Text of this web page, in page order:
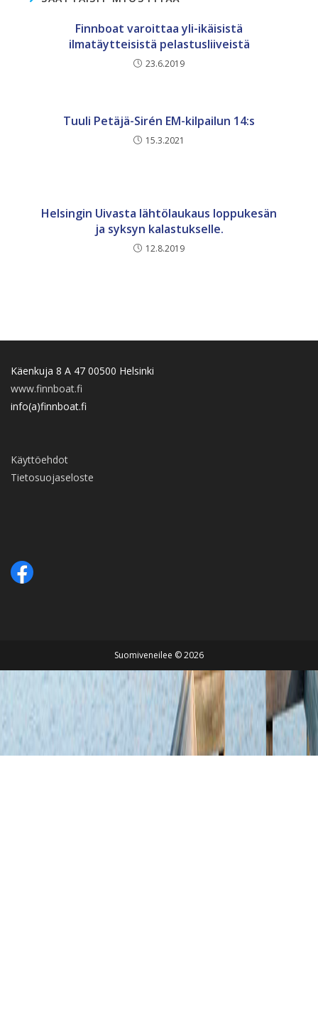
Finnboat varoittaa yli-ikäisistä
ilmatäytteisistä pelastusliiveistä
23.6.2019
Tuuli Petäjä-Sirén EM-kilpailun 14:s
15.3.2021
Helsingin Uivasta lähtölaukaus loppukesän
ja syksyn kalastukselle.
12.8.2019
Käenkuja 8 A 47 00500 Helsinki
www.finnboat.fi
info(a)finnboat.fi
Käyttöehdot
Tietosuojaseloste
Suomiveneilee © 2026